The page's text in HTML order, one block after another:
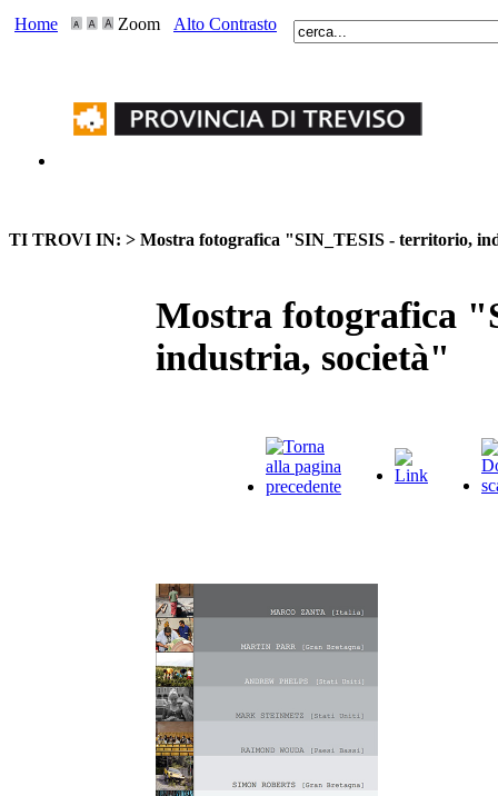
Home Zoom Alto Contrasto
TI TROVI IN: > Mostra fotografica "SIN_TESIS - territorio,
Mostra fotografica
industria, società"